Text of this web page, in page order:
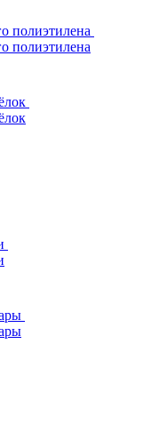
полиэтилена
полиэтилена